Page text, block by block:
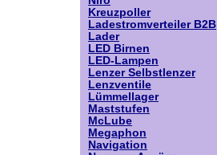
Kreuzpoller
Ladestromverteiler B2B
Lader
LED Birnen
LED-Lampen
Lenzer Selbstlenzer
Lenzventile
Lümmellager
Maststufen
McLube
Megaphon
Navigation